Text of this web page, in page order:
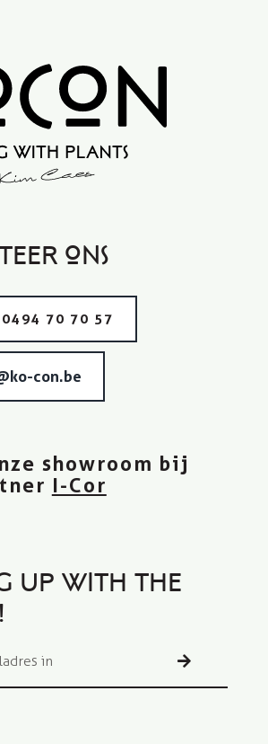
ons
70 70 57
con.be
showroom bij
I-Cor
up with the